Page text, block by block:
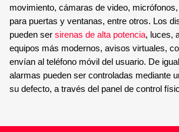
movimiento, cámaras de video, micrófonos,
para puertas y ventanas, entre otros. Los
pueden ser sirenas de alta potencia, luces,
equipos más modernos, avisos virtuales,
envían al teléfono móvil del usuario. De
alarmas pueden ser controladas mediante
su defecto, a través del panel de control